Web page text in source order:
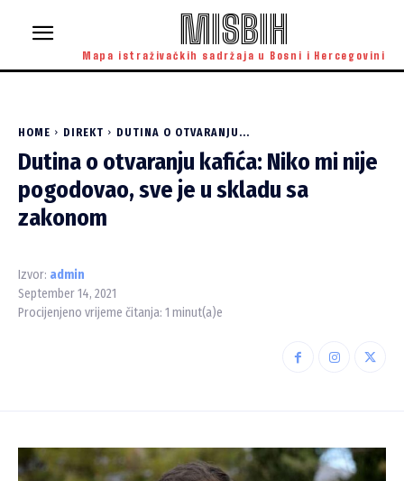
MISBIH
Mapa istraživačkih sadržaja u Bosni i Hercegovini
HOME DIREKT DUTINA O OTVARANJU...
Dutina o otvaranju kafića: Niko mi nije
pogodovao, sve je u skladu sa
zakonom
Izvor: admin
September 14, 2021
Procijenjeno vrijeme čitanja: 1 minut(a)e